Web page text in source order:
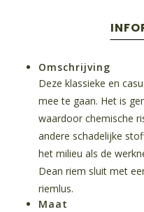
Omschrijving
Deze klassieke en
mee te gaan. Het is
waardoor chemische
andere schadelijke
het milieu als de
Dean riem sluit met
riemlus.
Maat